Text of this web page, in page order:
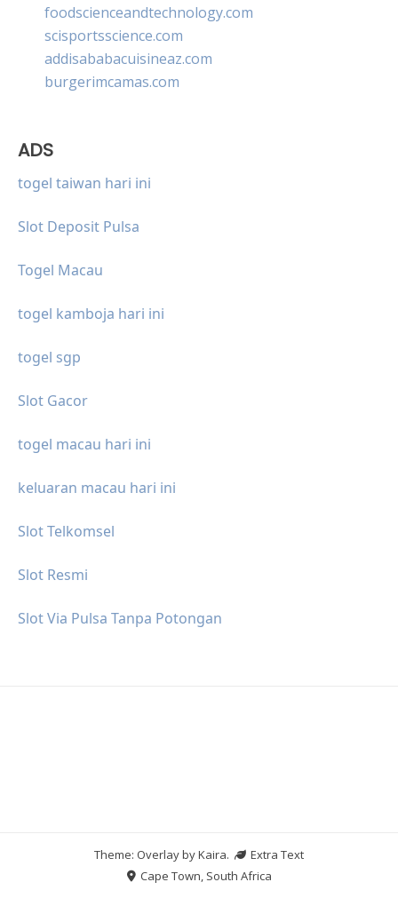
foodscienceandtechnology.com
scisportsscience.com
addisababacuisineaz.com
burgerimcamas.com
ADS
togel taiwan hari ini
Slot Deposit Pulsa
Togel Macau
togel kamboja hari ini
togel sgp
Slot Gacor
togel macau hari ini
keluaran macau hari ini
Slot Telkomsel
Slot Resmi
Slot Via Pulsa Tanpa Potongan
Theme: Overlay byKaira.
Extra Text
Cape Town, South Africa